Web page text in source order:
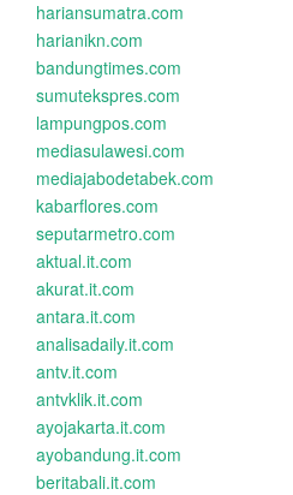
hariansumatra.com
harianikn.com
bandungtimes.com
sumutekspres.com
lampungpos.com
mediasulawesi.com
mediajabodetabek.com
kabarflores.com
seputarmetro.com
aktual.it.com
akurat.it.com
antara.it.com
analisadaily.it.com
antv.it.com
antvklik.it.com
ayojakarta.it.com
ayobandung.it.com
beritabali.it.com